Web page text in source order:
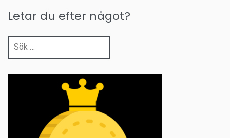
Letar du efter något?
Sök